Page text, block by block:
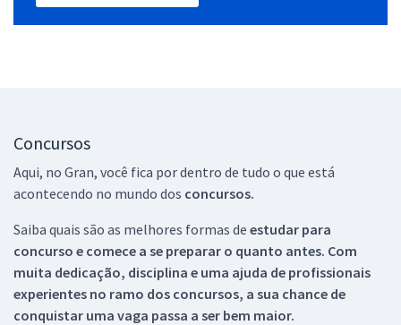
Concursos
Aqui, no Gran, você fica por dentro de tudo o que está
acontecendo no mundo dos concursos.
Saiba quais são as melhores formas de estudar para
concurso e comece a se preparar o quanto antes. Com
muita dedicação, disciplina e uma ajuda de profissionais
experientes no ramo dos concursos, a sua chance de
conquistar uma vaga passa a ser bem maior.